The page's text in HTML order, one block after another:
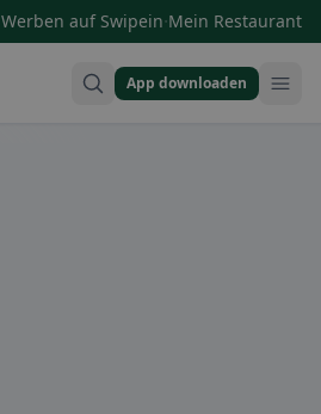
Werben auf Swipein·Mein Restaurant
App downloaden